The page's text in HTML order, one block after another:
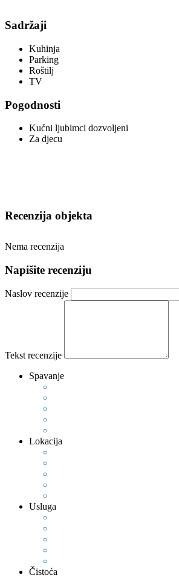
Sadržaji
Kuhinja
Parking
Roštilj
TV
Pogodnosti
Kućni ljubimci dozvoljeni
Za djecu
Recenzija objekta
Nema recenzija
Napišite recenziju
Naslov recenzije
Tekst recenzije
Spavanje
Lokacija
Usluga
Čistoća